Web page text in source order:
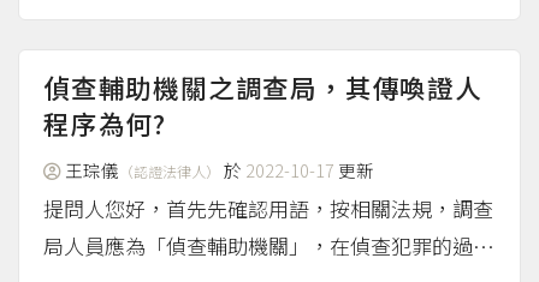
機關辦案期限及防止稽延實施要點》，所採取的措
施，在於防範檢察官把案件擱置不辦，並非訂定結
案期限。舉例來說，偽...
偵查輔助機關之調查局，其傳喚證人
程序為何?
王琮儀 （認證法律人） 於 2022-10-17 更新
提問人您好，首先先確認用語，按相關法規，調查
局人員應為「偵查輔助機關」，在偵查犯罪的過程